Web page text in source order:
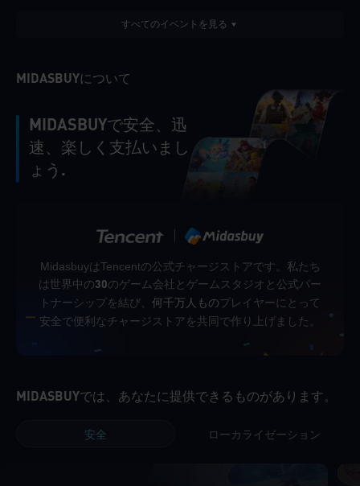
すべてのイベントを見る
MIDASBUYについて
MIDASBUYで安全、迅
速、楽しく支払いまし
ょう.
MidasbuyはTencentの公式チャージストアです。私たち
は世界中の30のゲーム会社とゲームスタジオと公式パー
トナーシップを結び、 何千万人ものプレイヤーにとって
安全で便利なチャージストアを共同で作り上げました。
MIDASBUYでは、あなたに提供できるものがあります。
安全 ローカライゼーション